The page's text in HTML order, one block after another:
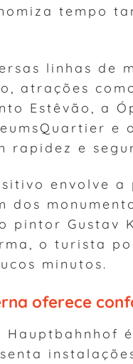
tempo
linhas de
atrações
Estêvão, a
e
rapidez e
envolve a
dos
pintor Gustav
o turista
minutos.
oferece
Hauptbahnhof